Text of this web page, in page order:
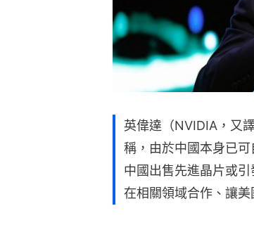
英偉達（NVIDIA，又
稱，由於中國本身已
中國出售先進晶片或
在相關領域合作、讓